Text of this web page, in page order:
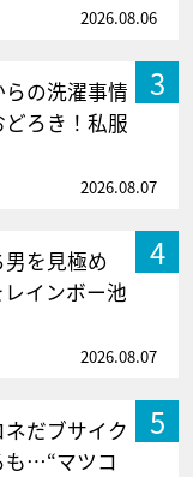
2026.08.06
3
の洗濯事情
ろき！私服
2026.08.07
4
を見極め
インボー池
2026.08.07
5
だブサイク
も…“マツコ